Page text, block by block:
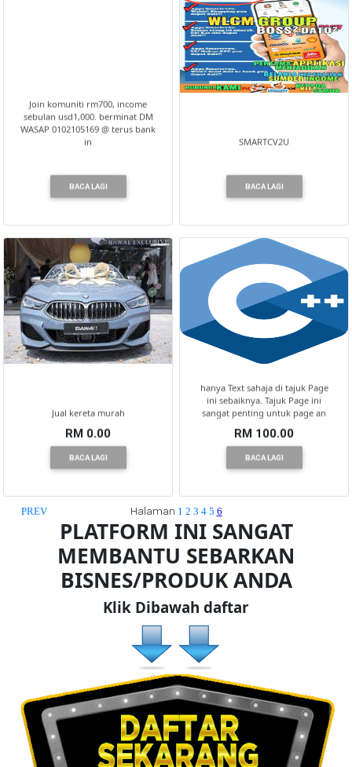
Join komuniti rm700, income
sebulan usd1,000. berminat DM
WASAP 0102105169 @ terus bank
in
SMARTCV2U
Jual kereta murah
RM 0.00
hanya Text sahaja di tajuk Page
ini sebaiknya. Tajuk Page ini
sangat penting untuk page an
RM 100.00
PREV Halaman 1 2 3 4 5 6
PLATFORM INI SANGAT
MEMBANTU SEBARKAN
BISNES/PRODUK ANDA
Klik Dibawah daftar